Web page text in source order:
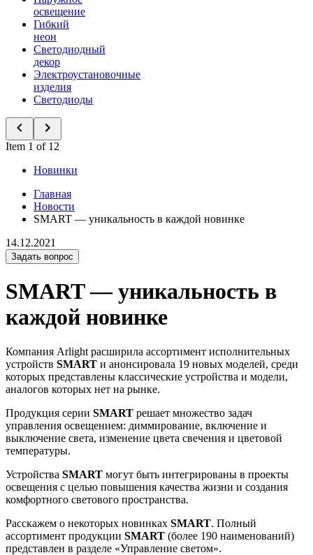
освещение
Гибкий
неон
Светодиодный
декор
Электроустановочные
изделия
Светодиоды
Item 1 of 12
Новинки
Главная
Новости
SMART — уникальность в каждой новинке
14.12.2021
Задать вопрос
SMART — уникальность в
каждой новинке
Компания Arlight расширила ассортимент исполнительных
устройств SMART и анонсировала 19 новых моделей, среди
которых представлены классические устройства и модели,
аналогов которых нет на рынке.
Продукция серии SMART решает множество задач
управления освещением: диммирование, включение и
выключение света, изменение цвета свечения и цветовой
температуры.
Устройства SMART могут быть интегрированы в проекты
освещения с целью повышения качества жизни и создания
комфортного светового пространства.
Расскажем о некоторых новинках SMART. Полный
ассортимент продукции SMART (более 190 наименований)
представлен в разделе «Управление светом».